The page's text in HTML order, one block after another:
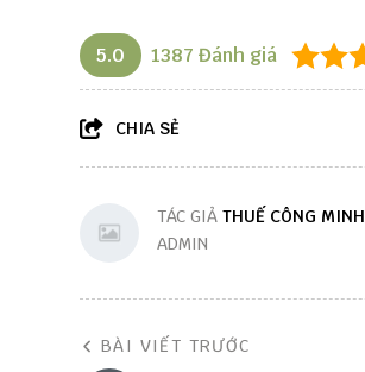
5.0 1387 Đánh giá
CHIA SẺ
TÁC GIẢ THUẾ CÔNG MINH
ADMIN
BÀI VIẾT TRƯỚC